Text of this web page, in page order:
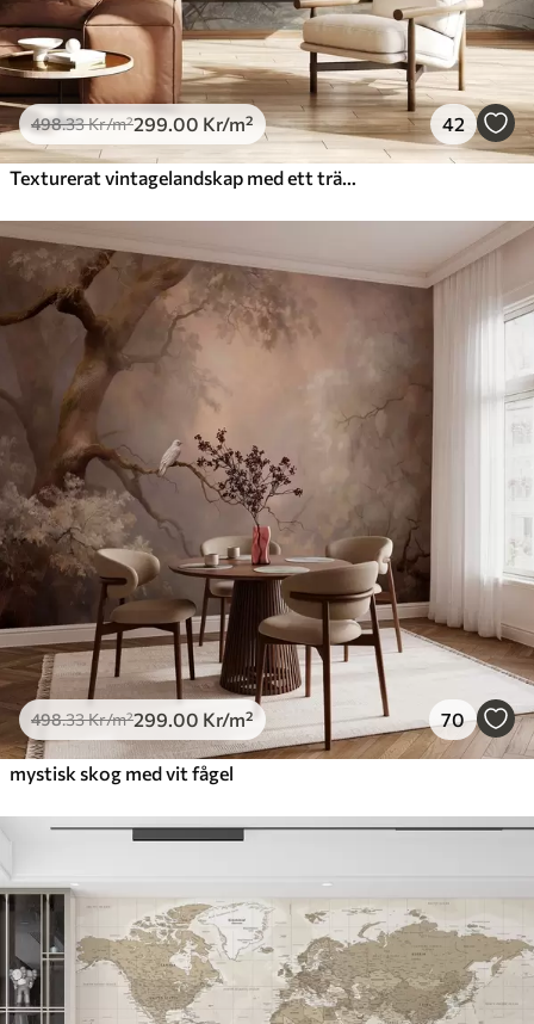
498.33Kr/m²299 .00 Kr/m² 42
498.33Kr/m²299 .00 Kr/m² 70
mystisk skog med vit fågel